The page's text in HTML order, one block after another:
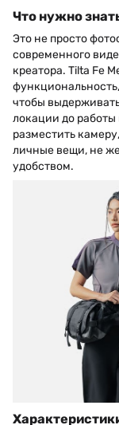
Что нужно
Это не просто
современного
креатора. Tilta Fe
чтобы
локации до
разместить
личные вещи, не
удобством.